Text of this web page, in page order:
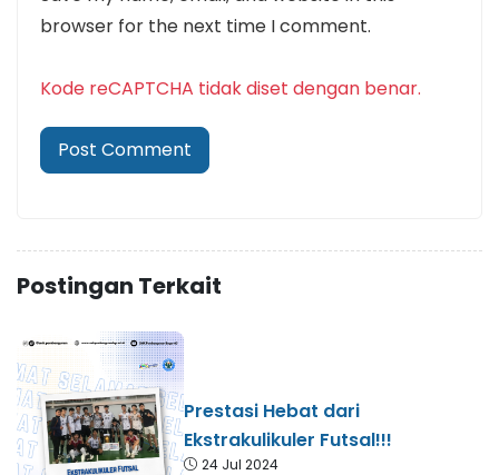
browser for the next time I comment.
Kode reCAPTCHA tidak diset dengan benar.
Postingan Terkait
Prestasi Hebat dari
Ekstrakulikuler Futsal!!!
24 Jul 2024